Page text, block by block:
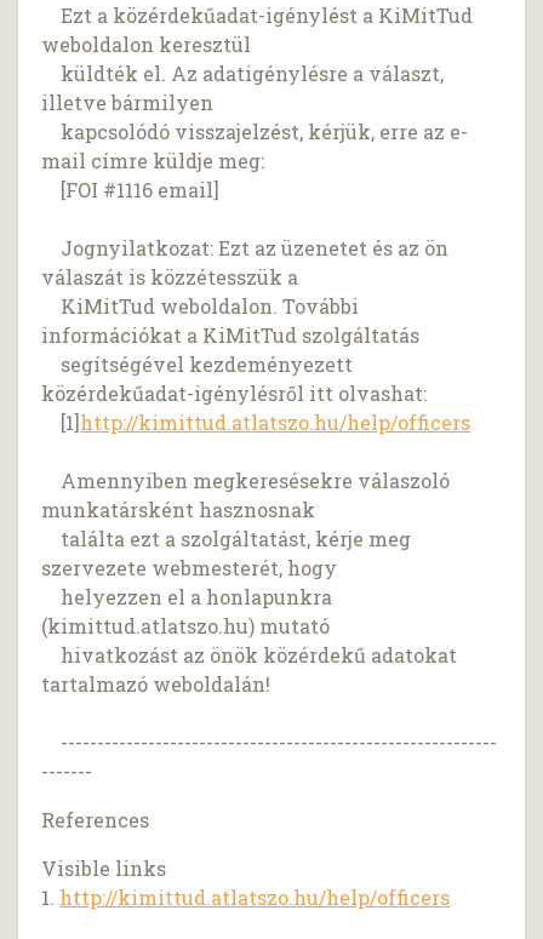
Ezt a közérdekűadat-igénylést a KiMitTud
weboldalon keresztül
küldték el. Az adatigénylésre a választ,
illetve bármilyen
kapcsolódó visszajelzést, kérjük, erre az e-
mail címre küldje meg:
[FOI #1116 email]
Jognyilatkozat: Ezt az üzenetet és az ön
válaszát is közzétesszük a
KiMitTud weboldalon. További
információkat a KiMitTud szolgáltatás
segítségével kezdeményezett
közérdekűadat-igénylésről itt olvashat:
[1]http://kimittud.atlatszo.hu/help/officers
Amennyiben megkeresésekre válaszoló
munkatársként hasznosnak
találta ezt a szolgáltatást, kérje meg
szervezete webmesterét, hogy
helyezzen el a honlapunkra
(kimittud.atlatszo.hu) mutató
hivatkozást az önök közérdekű adatokat
tartalmazó weboldalán!
------------------------------------------------------------
-------
References
Visible links
1. http://kimittud.atlatszo.hu/help/officers